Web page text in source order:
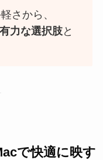
さから、
力な選択肢と
で快適に映す